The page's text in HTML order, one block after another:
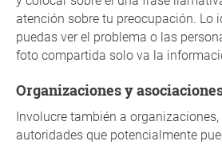
atención sobre tu preocupación. Lo
puedas ver el problema o las
foto compartida solo va la
Organizaciones y
Involucre también a
autoridades que potencialmente